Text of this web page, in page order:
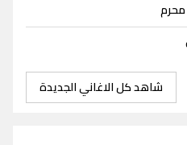
شاهد كل الاغاني الجديدة